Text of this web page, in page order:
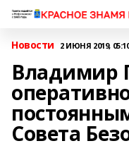
Новости 2 ИЮНЯ 2019,
Владимир
Совета